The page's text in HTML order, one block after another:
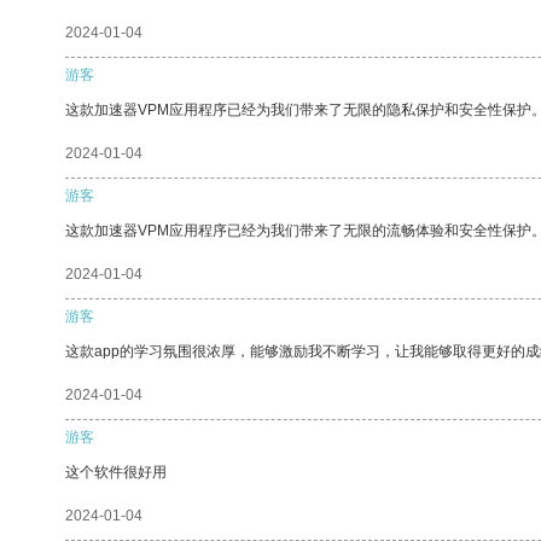
2024-01-04
游客
这款加速器VPM应用程序已经为我们带来了无限的隐私保护和安全性保护。
2024-01-04
游客
这款加速器VPM应用程序已经为我们带来了无限的流畅体验和安全性保护。
2024-01-04
游客
这款app的学习氛围很浓厚，能够激励我不断学习，让我能够取得更好的成
2024-01-04
游客
这个软件很好用
2024-01-04